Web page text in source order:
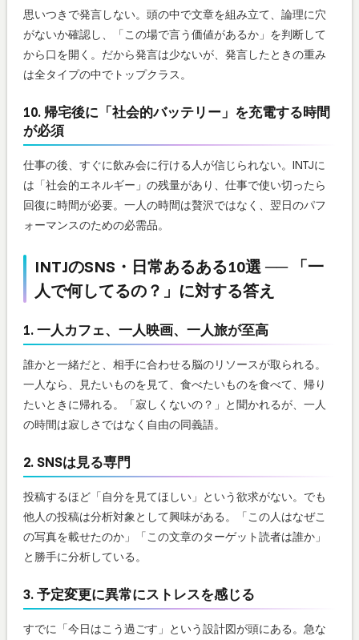
思いつきで発言しない。頭の中で文章を組み立て、論理に穴
がないか確認し、「この場で言う価値があるか」を判断して
から口を開く。だから発言は少ないが、発言したときの重み
は全タイプの中でトップクラス。
10. 帰宅後に「社会的バッテリー」を充電する時間
が必須
仕事の後、すぐに飲み会に行ける人が信じられない。INTJに
は「社会的エネルギー」の残量があり、仕事で使い切ったら
回復に時間が必要。一人の時間は贅沢ではなく、翌日のパフ
ォーマンスのための必需品。
INTJのSNS・日常あるある10選 ── 「一
人で何してるの？」に対する答え
1. 一人カフェ、一人映画、一人旅が至高
誰かと一緒だと、相手に合わせる脳のリソースが取られる。
一人なら、見たいものを見て、食べたいものを食べて、帰り
たいときに帰れる。「寂しくないの？」と聞かれるが、一人
の時間は寂しさではなく自由の同義語。
2. SNSは見る専門
投稿するほど「自分を見てほしい」という欲求がない。でも
他人の投稿は分析対象として興味がある。「この人はなぜこ
の写真を載せたのか」「この文章のターゲット読者は誰か」
と勝手に分析している。
3. 予定変更に異常にストレスを感じる
すでに「今日はこう過ごす」という設計図が頭にある。急な